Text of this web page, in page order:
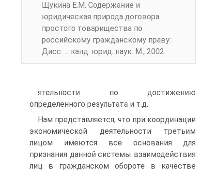
Щукина Е.М. Содержание и
юридическая природа договора
простого товарищества по
российскому гражданскому праву:
Дисс. ... канд. юрид. наук. М., 2002.
ятельности по достижению
определенного результата и т.д.
Нам представляется, что при координации
экономической деятельно­сти третьим
лицом имеются все основания для
признания данной системы взаимодействия
лиц в гражданском обороте в качестве